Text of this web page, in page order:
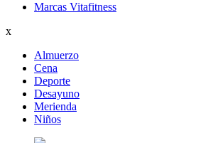
Marcas Vitafitness
x
Almuerzo
Cena
Deporte
Desayuno
Merienda
Niños